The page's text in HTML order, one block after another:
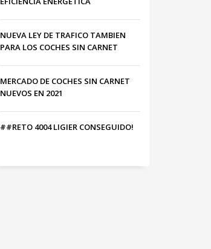
NUEVA LEY DE TRAFICO TAMBIEN
PARA LOS COCHES SIN CARNET
MERCADO DE COCHES SIN CARNET
NUEVOS EN 2021
##RETO 4004 LIGIER CONSEGUIDO!